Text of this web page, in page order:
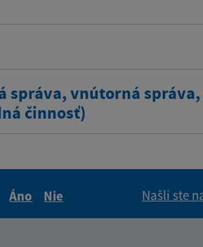
správa, vnútorná
činnosť)
Áno
Nie
Našli ste